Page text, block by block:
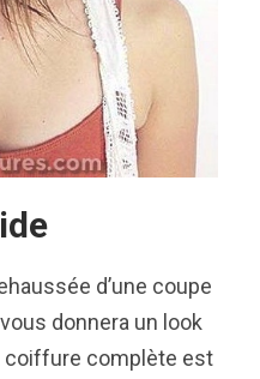
d’une coupe
donnera un look
coiffure complète est